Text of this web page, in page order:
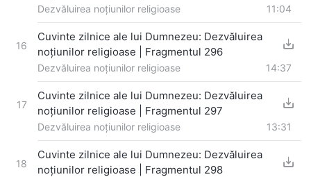
Dezvăluirea noțiunilor religioase 11:04
16
Cuvinte zilnice ale lui Dumnezeu: Dezvăluirea
noțiunilor religioase | Fragmentul 296
Dezvăluirea noțiunilor religioase 14:37
17
Cuvinte zilnice ale lui Dumnezeu: Dezvăluirea
noțiunilor religioase | Fragmentul 297
Dezvăluirea noțiunilor religioase 13:31
18
Cuvinte zilnice ale lui Dumnezeu: Dezvăluirea
noțiunilor religioase | Fragmentul 298